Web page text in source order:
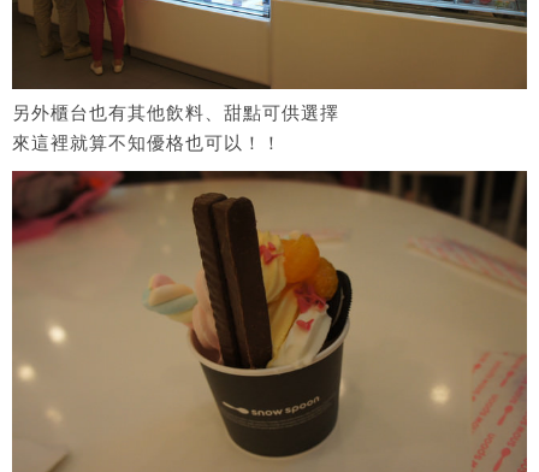
另外櫃台也有其他飲料、甜點可供選擇
來這裡就算不知優格也可以！！